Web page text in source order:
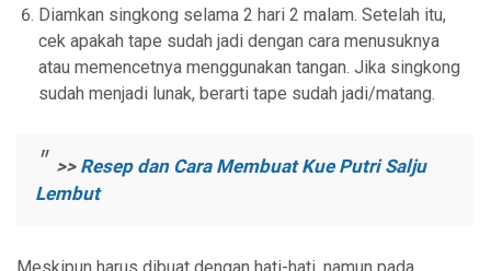
Diamkan singkong selama 2 hari 2 malam. Setelah itu,
cek apakah tape sudah jadi dengan cara menusuknya
atau memencetnya menggunakan tangan. Jika singkong
sudah menjadi lunak, berarti tape sudah jadi/matang.
>> Resep dan Cara Membuat Kue Putri Salju
Lembut
Meskipun harus dibuat dengan hati-hati, namun pada